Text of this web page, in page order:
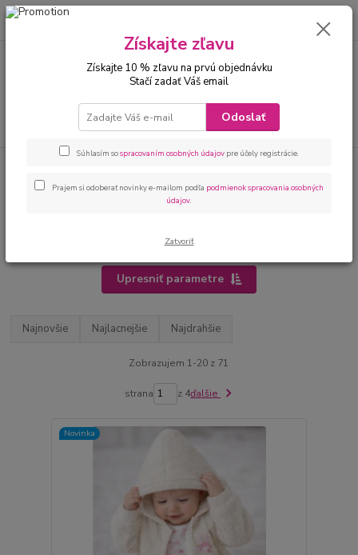
00421 905 612848 za0 €
pre dievčatá
Kojenecké oblečenie na krst pre
dievčatá - AZALKA.sk
Upresniť parametre
Najnovšie Najlacnejšie Najdrahšie
Zobrazujem 1-20 z 71
strana z 4ďalšie
Novinka
Získajte zľavu
Získajte 10 % zľavu na prvú objednávku
Stačí zadať Váš email
Odoslať
Súhlasím sospracovaním osobných údajov pre účely registrácie.
Prajem si odoberať novinky e-mailom podľa podmienok spracovania osobných
údajov.
Zatvoriť